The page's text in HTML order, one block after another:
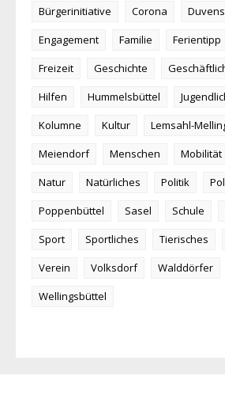
Bürgerinitiative
Corona
Engagement
Familie Ferientipp
Freizeit
Geschichte
Hilfen
Hummelsbüttel
Kolumne
Kultur
Lemsahl-
Meiendorf
Menschen Mobilität
Natur
Natürliches Politik
Poppenbüttel
Sasel Schule
Sport
Sportliches Tierisches
Verein
Volksdorf Walddörfer
Wellingsbüttel